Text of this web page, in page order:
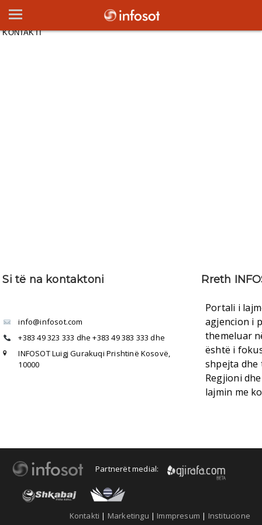
KONTAKTI
Si të na kontaktoni
info@infosot.com
+383 49 323 333 dhe +383 49 383 333 dhe

INFOSOT Luigj Gurakuqi Prishtinë Kosovë,
10000
Rreth
Portali i
agjencion i
themeluar
është i
shpejta dhe
Regjioni
lajmin me
Partnerët medial:
Kontakti | Marketingu | Immpresum | Institucione